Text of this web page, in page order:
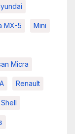
MX-5 Mini
Micra
Renault
Shell